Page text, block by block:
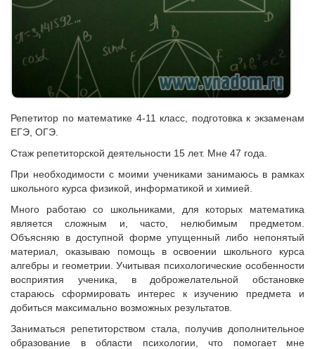
Репетитор по математике 4-11 класс, подготовка к экзаменам
ЕГЭ, ОГЭ.
Стаж репетиторской деятельности 15 лет. Мне 47 года.
При необходимости с моими учениками занимаюсь в рамках
школьного курса физикой, информатикой и химией.
Много работаю со школьниками, для которых математика
является сложным и, часто, нелюбимым предметом.
Объясняю в доступной форме упущенный либо непонятый
материал, оказываю помощь в освоении школьного курса
алгебры и геометрии. Учитывая психологические особенности
восприятия ученика, в доброжелательной обстановке
стараюсь сформировать интерес к изучению предмета и
добиться максимально возможных результатов.
Заниматься репетиторством стала, получив дополнительное
образование в области психологии, что помогает мне